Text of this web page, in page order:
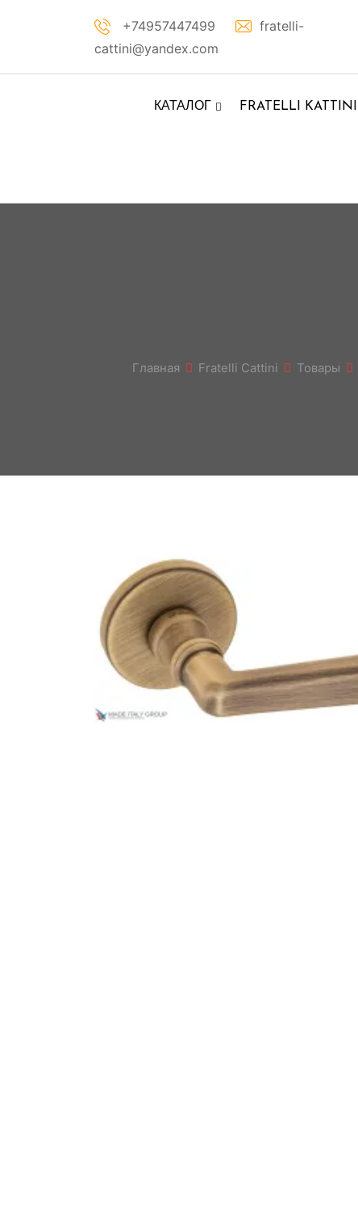
+74957447499
fratelli-
cattini@yandex.com
КАТАЛОГ FRATELLI KATTINI
Главная Fratelli Cattini Товары